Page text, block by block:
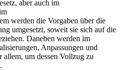
aber auch im
werden die Vorgaben über die
umgesetzt, soweit sie sich auf die
Daneben werden im
Anpassungen und
um dessen Vollzug zu